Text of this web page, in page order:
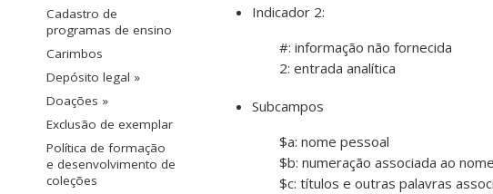
Cadastro de
programas de ensino
Carimbos
Depósito legal »
Doações »
Exclusão de exemplar
Política de formação
e desenvolvimento de
coleções
Indicador 2:
#: informação não fornecida
2: entrada analítica
Subcampos
$a: nome pessoal
$b: numeração associada ao nome
$c: títulos e outras palavras